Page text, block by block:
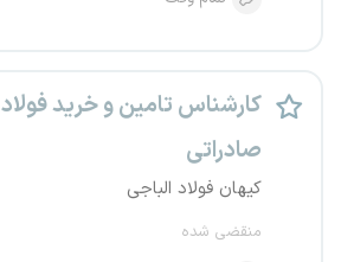
کارشناس تامین و خرید فولاد
صادراتی
کیهان فولاد الباجی
منقضی شده